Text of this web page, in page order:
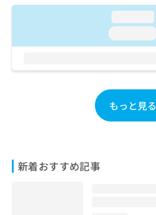
もっと見る
新着おすすめ記事
お
合
せ